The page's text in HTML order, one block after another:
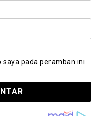
pada peramban ini